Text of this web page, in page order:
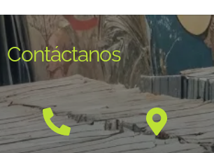
Contáctanos